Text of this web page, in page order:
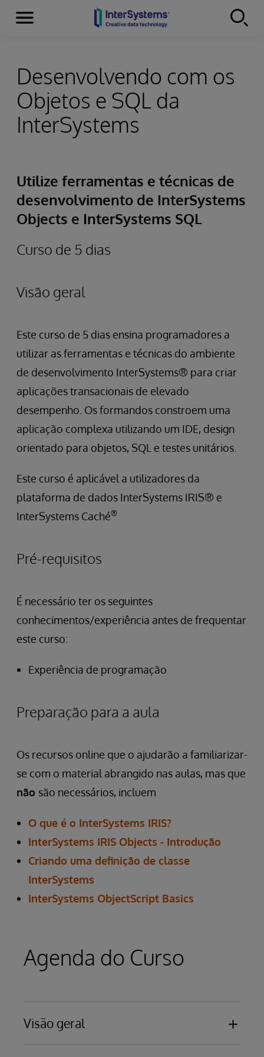
Skip to content
Menu
Desenvolvendo com os
Objetos e SQL da
InterSystems
Utilize ferramentas e técnicas de
desenvolvimento de InterSystems
Objects e InterSystems SQL
Curso de 5 dias
Visão geral
Este curso de 5 dias ensina programadores a
utilizar as ferramentas e técnicas do ambiente
de desenvolvimento InterSystems® para criar
aplicações transacionais de elevado
desempenho. Os formandos constroem uma
aplicação complexa utilizando um IDE, design
orientado para objetos, SQL e testes unitários.
Este curso é aplicável a utilizadores da
plataforma de dados InterSystems IRIS® e
InterSystems Caché®
Pré-requisitos
É necessário ter os seguintes
conhecimentos/experiência antes de frequentar
este curso:
Experiência de programação
Preparação para a aula
Os recursos online que o ajudarão a familiarizar-
se com o material abrangido nas aulas, mas que
não são necessários, incluem
O que é o InterSystems IRIS?
InterSystems IRIS Objects - Introdução
Criando uma definição de classe
InterSystems
InterSystems ObjectScript Basics
Agenda do Curso
Visão geral